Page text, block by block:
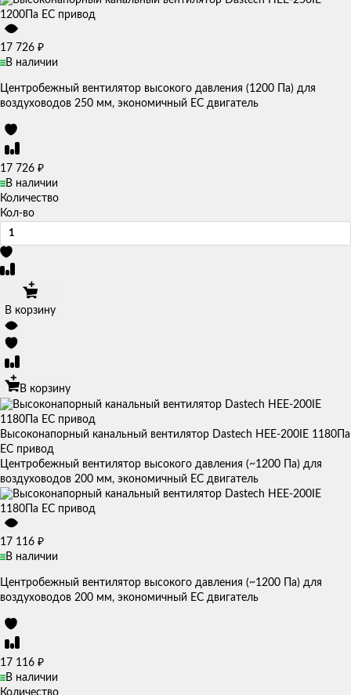
17 726 ₽
В наличии
Центробежный вентилятор высокого давления (1200 Па) для
воздуховодов 250 мм, экономичный EC двигатель
17 726 ₽
В наличии
Количество
Кол-во
В корзину
В корзину
Высоконапорный канальный вентилятор Dastech HEE-200IE 1180Па
EC привод
Центробежный вентилятор высокого давления (~1200 Па) для
воздуховодов 200 мм, экономичный EC двигатель
17 116 ₽
В наличии
Центробежный вентилятор высокого давления (~1200 Па) для
воздуховодов 200 мм, экономичный EC двигатель
17 116 ₽
В наличии